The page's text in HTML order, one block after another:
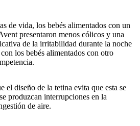
de vida, los bebés alimentados con un
presentaron menos cólicos y una
de la irritabilidad durante la noche
los bebés alimentados con otro
el diseño de la tetina evita que esta se
produzcan interrupciones en la
de aire.